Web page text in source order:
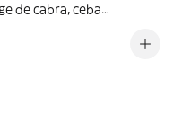
de cabra, ceba
amb un pa brioix de